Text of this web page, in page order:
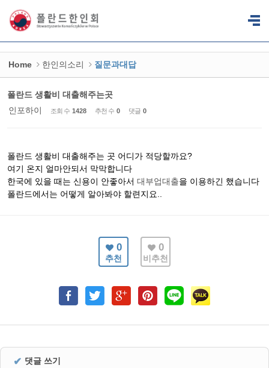
Home 한인의소리 질문과대답
폴란드 생활비 대출해주는곳
인포하이
조회 수 1428 추천 수 0 댓글 0
폴란드 생활비 대출해주는 곳 어디가 적당할까요?
여기 온지 얼마안되서 막막합니다
한국에 있을 때는 신용이 안좋아서 대부업대출을 이용하긴 했습니다
폴란드에서는 어떻게 알아봐야 할련지요..
0
추천
0
비추천
✔ 댓글 쓰기